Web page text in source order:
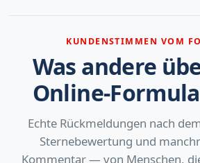
KUNDENSTIMMEN VOM
Was andere
Online-
Echte Rückmeldungen nach
Sternebewertung und
Kommentar — von Menschen,